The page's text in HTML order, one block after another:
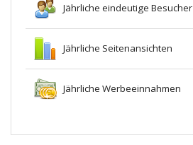
Jährliche eindeutige Besucher
Jährliche Seitenansichten
Jährliche Werbeeinnahmen